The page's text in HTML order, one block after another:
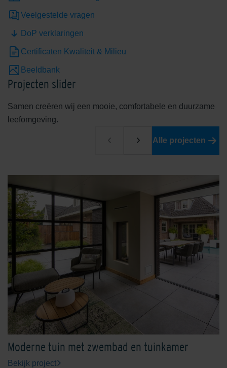
Veelgestelde vragen
DoP verklaringen
Certificaten Kwaliteit & Milieu
Beeldbank
Projecten slider
Samen creëren wij een mooie, comfortabele en duurzame
leefomgeving.
Alle projecten
Moderne tuin met zwembad en tuinkamer
Bekijk project